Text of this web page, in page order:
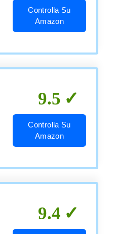
Controlla Su
Amazon
9.5
Controlla Su
Amazon
9.4